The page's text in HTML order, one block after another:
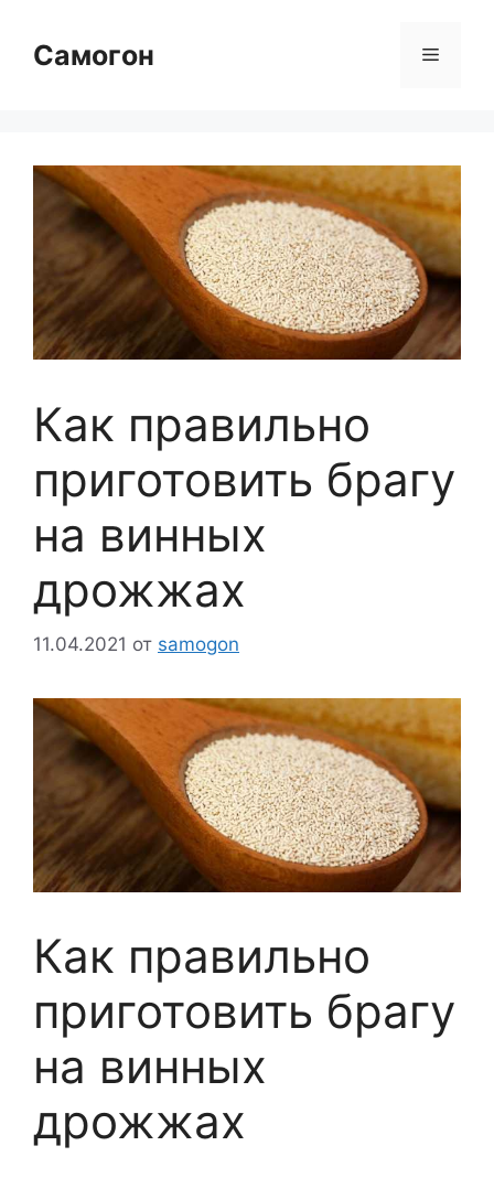
содержимому
Самогон Меню
Как правильно
приготовить брагу
на винных
дрожжах
11.04.2021 от samogon
Как правильно
приготовить брагу
на винных
дрожжах